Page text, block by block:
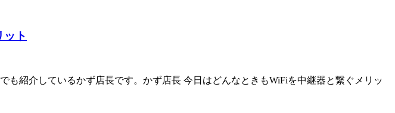
ト
も紹介しているかず店長です。かず店長 今日はどんなときもWiFiを中継器と繋ぐメリッ